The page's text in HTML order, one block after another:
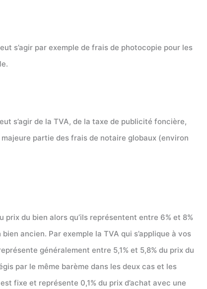
s’agir par exemple de frais de photocopie pour les
s’agir de la TVA, de la taxe de publicité foncière,
partie des frais de notaire globaux (environ
du bien alors qu’ils représentent entre 6% et 8%
ancien. Par exemple la TVA qui s’applique à vos
généralement entre 5,1% et 5,8% du prix du
par le même barème dans les deux cas et les
fixe et représente 0,1% du prix d’achat avec une